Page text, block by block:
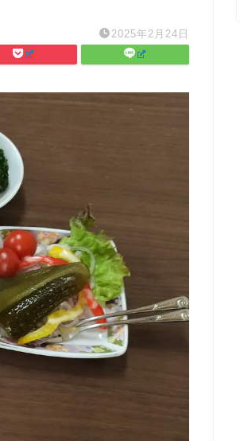
2025年2月24日